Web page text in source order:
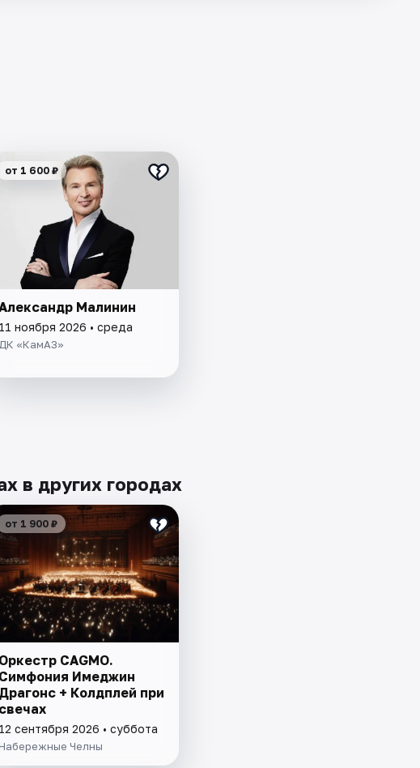
от 1 600 ₽
Малинин
11 ноября 2026 • среда
ДК «КамАЗ»
в других городах
от 1 900 ₽
Оркестр CAGMO.
Симфония Имеджин
Драгонс + Колдплей при
свечах
12 сентября 2026 • суббота
Челны